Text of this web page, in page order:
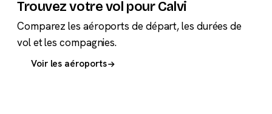
Trouvez votre vol pour Calvi
Comparez les aéroports de départ, les durées de
vol et les compagnies.
Voir les aéroports